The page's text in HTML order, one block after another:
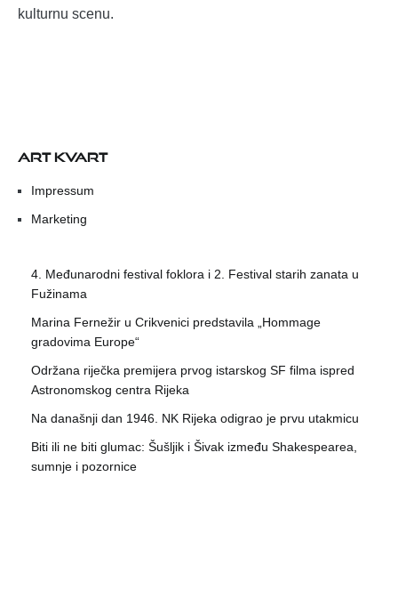
kulturnu scenu.
ART KVART
Impressum
Marketing
4. Međunarodni festival foklora i 2. Festival starih zanata u
Fužinama
Marina Fernežir u Crikvenici predstavila „Hommage
gradovima Europe“
Održana riječka premijera prvog istarskog SF filma ispred
Astronomskog centra Rijeka
Na današnji dan 1946. NK Rijeka odigrao je prvu utakmicu
Biti ili ne biti glumac: Šušljik i Šivak između Shakespearea,
sumnje i pozornice